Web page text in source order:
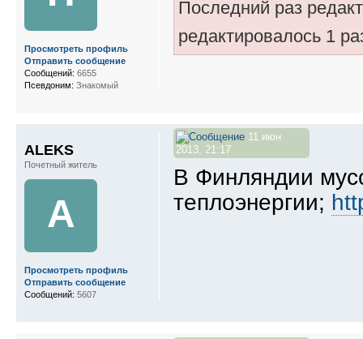
Последний раз
редактировалось 1
Просмотреть профиль
Отправить сообщение
Сообщений: 6655
Псевдоним: Знакомый
11 июн
2013, 21:17
В Финляндии
теплоэнергии;
ALEKS
Почетный житель
A
Просмотреть профиль
Отправить сообщение
Сообщений: 5607